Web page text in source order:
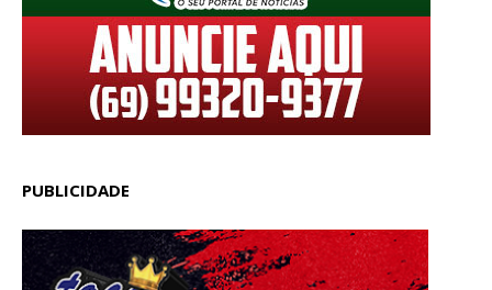
PUBLICIDADE